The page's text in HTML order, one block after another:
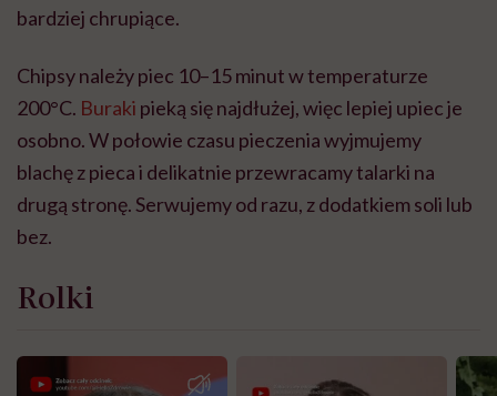
bardziej chrupiące.
Chipsy należy piec 10–15 minut w temperaturze
200°C. Buraki pieką się najdłużej, więc lepiej upiec je
osobno. W połowie czasu pieczenia wyjmujemy
blachę z pieca i delikatnie przewracamy talarki na
drugą stronę. Serwujemy od razu, z dodatkiem soli lub
bez.
Rolki